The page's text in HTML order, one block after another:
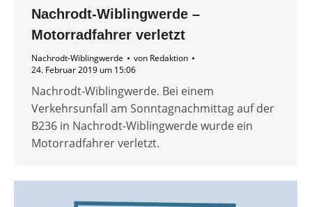
Nachrodt-Wiblingwerde –
Motorradfahrer verletzt
Nachrodt-Wiblingwerde von Redaktion
24. Februar 2019 um 15:06
Nachrodt-Wiblingwerde. Bei einem
Verkehrsunfall am Sonntagnachmittag auf der
B236 in Nachrodt-Wiblingwerde wurde ein
Motorradfahrer verletzt.